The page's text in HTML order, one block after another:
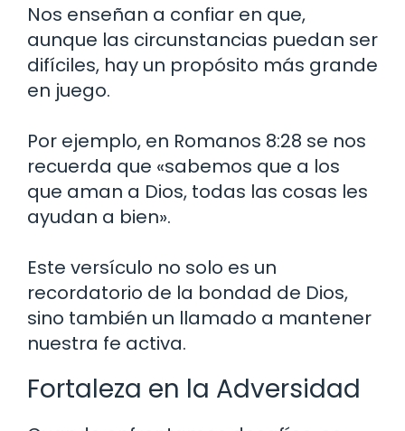
Nos enseñan a confiar en que,
aunque las circunstancias puedan ser
difíciles, hay un propósito más grande
en juego.
Por ejemplo, en Romanos 8:28 se nos
recuerda que «sabemos que a los
que aman a Dios, todas las cosas les
ayudan a bien».
Este versículo no solo es un
recordatorio de la bondad de Dios,
sino también un llamado a mantener
nuestra fe activa.
Fortaleza en la Adversidad